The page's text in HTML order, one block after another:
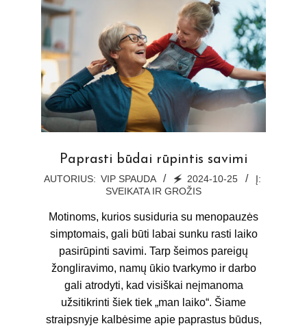
Paprasti būdai rūpintis savimi
2024-
25
AUTORIUS: VIP SPAUDA 🗲 2024-10-25
Į:
SVEIKATA IR GROŽIS
Motinoms, kurios susiduria su menopauzės
simptomais, gali būti labai sunku rasti laiko
pasirūpinti savimi. Tarp šeimos pareigų
žongliravimo, namų ūkio tvarkymo ir darbo
gali atrodyti, kad visiškai neįmanoma
užsitikrinti šiek tiek „man laiko“. Šiame
straipsnyje kalbėsime apie paprastus būdus,